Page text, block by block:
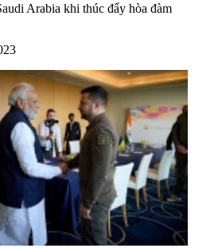
Arabia khi thúc đẩy hòa đàm